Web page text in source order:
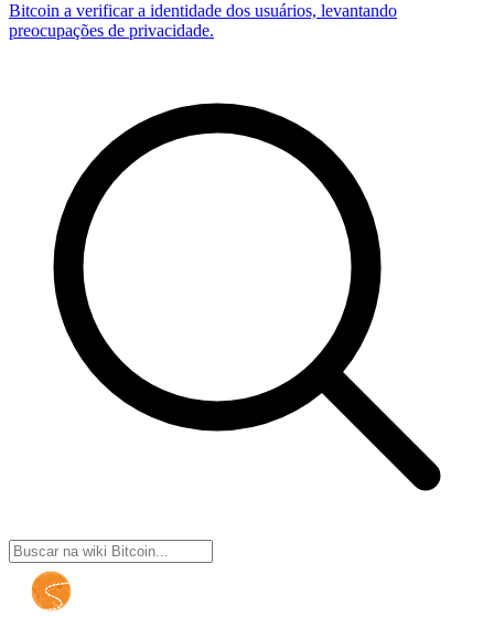
Bitcoin a verificar a identidade dos usuários, levantando
preocupações de privacidade.